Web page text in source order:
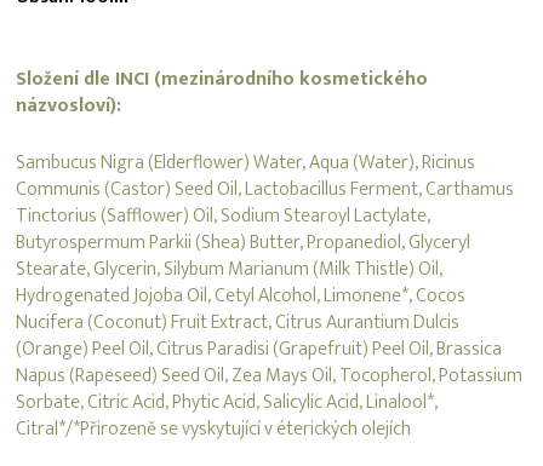
Složení dle INCI (mezinárodního kosmetického
názvosloví):
Sambucus Nigra (Elderflower) Water, Aqua (Water), Ricinus
Communis (Castor) Seed Oil, Lactobacillus Ferment, Carthamus
Tinctorius (Safflower) Oil, Sodium Stearoyl Lactylate,
Butyrospermum Parkii (Shea) Butter, Propanediol, Glyceryl
Stearate, Glycerin, Silybum Marianum (Milk Thistle) Oil,
Hydrogenated Jojoba Oil, Cetyl Alcohol, Limonene*, Cocos
Nucifera (Coconut) Fruit Extract, Citrus Aurantium Dulcis
(Orange) Peel Oil, Citrus Paradisi (Grapefruit) Peel Oil, Brassica
Napus (Rapeseed) Seed Oil, Zea Mays Oil, Tocopherol, Potassium
Sorbate, Citric Acid, Phytic Acid, Salicylic Acid, Linalool*,
Citral*/*Přirozeně se vyskytující v éterických olejích